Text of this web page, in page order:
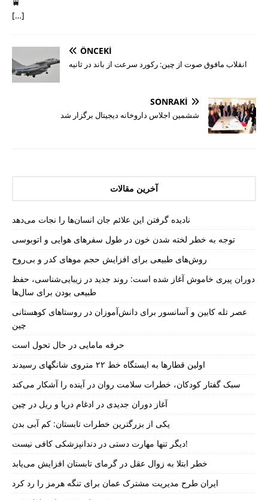
[…]
ÖNCEKI
انقلاب مافوق صوت از چین: رکورد سرعت از باند در ثانیه
SONRAKI
ششمین اجلاس داروخانه دیجیتال برگزار شد
آخرین مقالات
نادیده گرفتن این علائم جان انسان‌ها را نجات می‌دهد
توجه به خطر لخته شدن خون در طول سفرهای هوایی و اتوبوسی
روش‌های طبیعی برای افزایش حجم موهای کدر و بی‌روح
دوران پیری خاموش آغاز شده است: روند جدید در زیبایی‌شناسی، حفظ
طبیعی بودن برای سال‌ها
عصر تله کابین و آسانسور برای دانش‌آموزان در روستاهای کوهستانی
چین
حرفه مامایی در حال تحول است
اولین قطارها به ایستگاه خط ۲۲ متروی شانگهای رسیدند
سبک گفتار کودکان، خطرات سلامت روان در آینده را آشکار می‌کند
آغاز دوران جدیدی در ادغام دریا و ریل در چین
یکی از بزرگترین خطرات تابستان: کم آبی بدن
دیگر تنها مهارت دستی در دندانپزشکی کافی نیست!
خطر ابتلا به زوال عقل در گرمای تابستان افزایش می‌یابد
ایران طرح مدیریت مشترک عمان برای تنگه هرمز را رد کرد